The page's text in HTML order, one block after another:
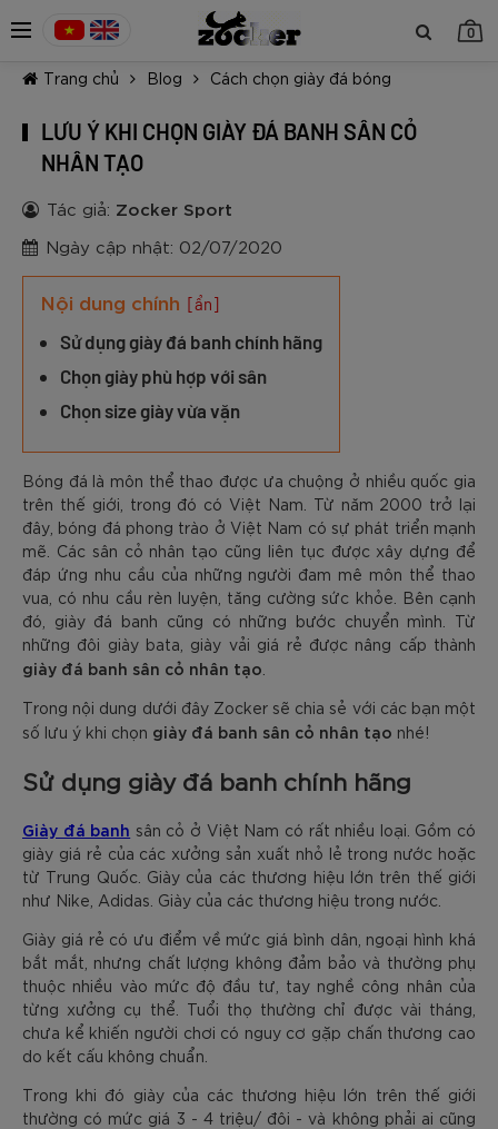
0
Trang chủ Blog Cách chọn giày đá bóng
LƯU Ý KHI CHỌN GIÀY ĐÁ BANH SÂN CỎ
NHÂN TẠO
Tác giả: Zocker Sport
Ngày cập nhật: 02/07/2020
Nội dung chính [ẩn]
Sử dụng giày đá banh chính hãng
Chọn giày phù hợp với sân
Chọn size giày vừa vặn
Bóng đá là môn thể thao được ưa chuộng ở nhiều quốc gia
trên thế giới, trong đó có Việt Nam. Từ năm 2000 trở lại
đây, bóng đá phong trào ở Việt Nam có sự phát triển mạnh
mẽ. Các sân cỏ nhân tạo cũng liên tục được xây dựng để
đáp ứng nhu cầu của những người đam mê môn thể thao
vua, có nhu cầu rèn luyện, tăng cường sức khỏe. Bên cạnh
đó, giày đá banh cũng có những bước chuyển mình. Từ
những đôi giày bata, giày vải giá rẻ được nâng cấp thành
giày đá banh sân cỏ nhân tạo
Trong nội dung dưới đây Zocker sẽ chia sẻ với các bạn một
số lưu ý khi chọn giày đá banh sân cỏ nhân tạo nhé!
Sử dụng giày đá banh chính hãng
Giày đá banh sân cỏ ở Việt Nam có rất nhiều loại. Gồm có
giày giá rẻ của các xưởng sản xuất nhỏ lẻ trong nước hoặc
từ Trung Quốc. Giày của các thương hiệu lớn trên thế giới
như Nike, Adidas. Giày của các thương hiệu trong nước.
Giày giá rẻ có ưu điểm về mức giá bình dân, ngoại hình khá
bắt mắt, nhưng chất lượng không đảm bảo và thường phụ
thuộc nhiều vào mức độ đầu tư, tay nghề công nhân của
từng xưởng cụ thể. Tuổi thọ thường chỉ được vài tháng,
chưa kể khiến người chơi có nguy cơ gặp chấn thương cao
do kết cấu không chuẩn.
Trong khi đó giày của các thương hiệu lớn trên thế giới
thường có mức giá 3 - 4 triệu/ đôi - và không phải ai cũng